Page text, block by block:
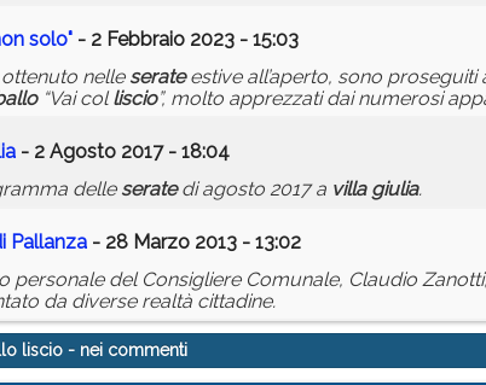
solo" - 2 Febbraio 2023 - 15:03
nelle serateestive all’aperto, sono proseguiti
“Vai colliscio”, molto apprezzati dai numerosi
- 2 Agosto 2017 - 18:04
delle seratedi agosto 2017 a villa giulia.
Pallanza - 28 Marzo 2013 - 13:02
personale del Consigliere Comunale, Claudio
da diverse realtà cittadine.
liscio - nei commenti